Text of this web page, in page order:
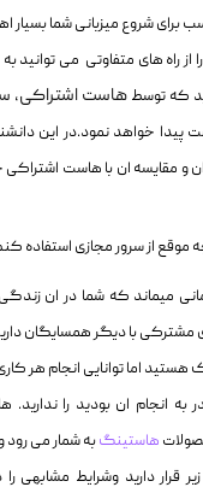
برای شروع میزبانی شما بسیار
راه های متفاوتی می توانید
که توسطهاست اشتراکی،
خواهد نمود.در این
ان و مقایسه ان با هاست
میماند که شما در ان
مشترکی با دیگر همسایگان
هستید اما توانایی انجام هر
انجام ان بودید را ندارید.
هاستینگبه شمار می رود
دارید وشرایط مشابهی را